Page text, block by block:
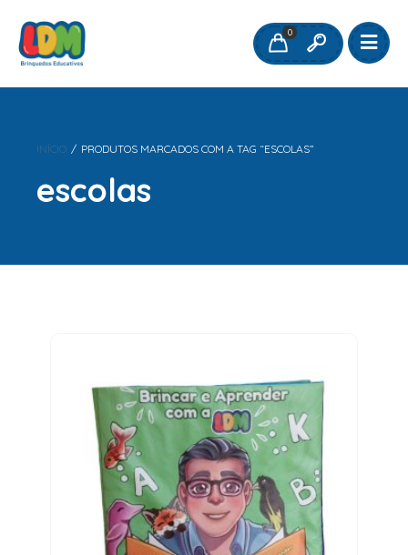
0
INÍCIO / PRODUTOS MARCADOS COM A TAG “ESCOLAS”
escolas